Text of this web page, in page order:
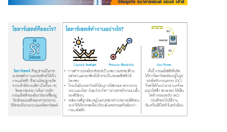
แนะนำ
Green Transition Advisory Loan
Electronics & Electrical Appliances Loan
Construction Material Loan